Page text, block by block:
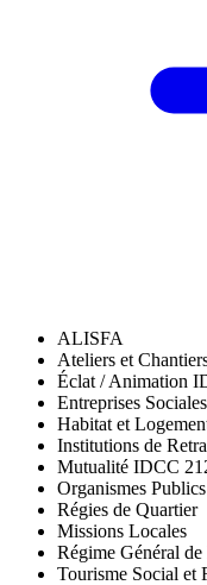
ALISFA
Ateliers et
Éclat / Animation
Entreprises
Habitat et
Institutions de
Mutualité IDCC
Organismes
Régies de Quartier
Missions Locales
Régime Général
Tourisme Social et